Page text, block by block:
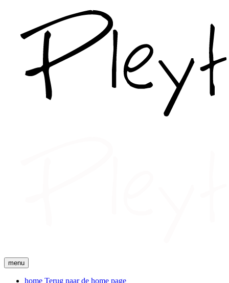
menu
home Terug naar de home page